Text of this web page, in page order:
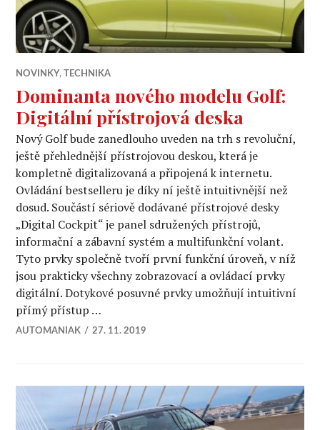
NOVINKY,TECHNIKA
Dominanta nového modelu Golf:
Digitální přístrojová deska
Nový Golf bude zanedlouho uveden na trh s revoluční,
ještě přehlednější přístrojovou deskou, která je
kompletně digitalizovaná a připojená k internetu.
Ovládání bestselleru je díky ní ještě intuitivnější než
dosud. Součástí sériově dodávané přístrojové desky
„Digital Cockpit“ je panel sdružených přístrojů,
informační a zábavní systém a multifunkční volant.
Tyto prvky společně tvoří první funkční úroveň, v níž
jsou prakticky všechny zobrazovací a ovládací prvky
digitální. Dotykové posuvné prvky umožňují intuitivní
přímý přístup …
AUTOMANIAK 27. 11. 2019